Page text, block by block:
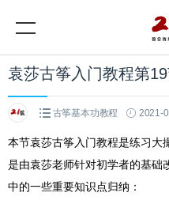
袁莎古筝入门教程第
古筝基本功教程 2021-
本节袁莎古筝入门教程是练习大
是由袁莎老师针对初学者的基础
中的一些重要知识点归纳：